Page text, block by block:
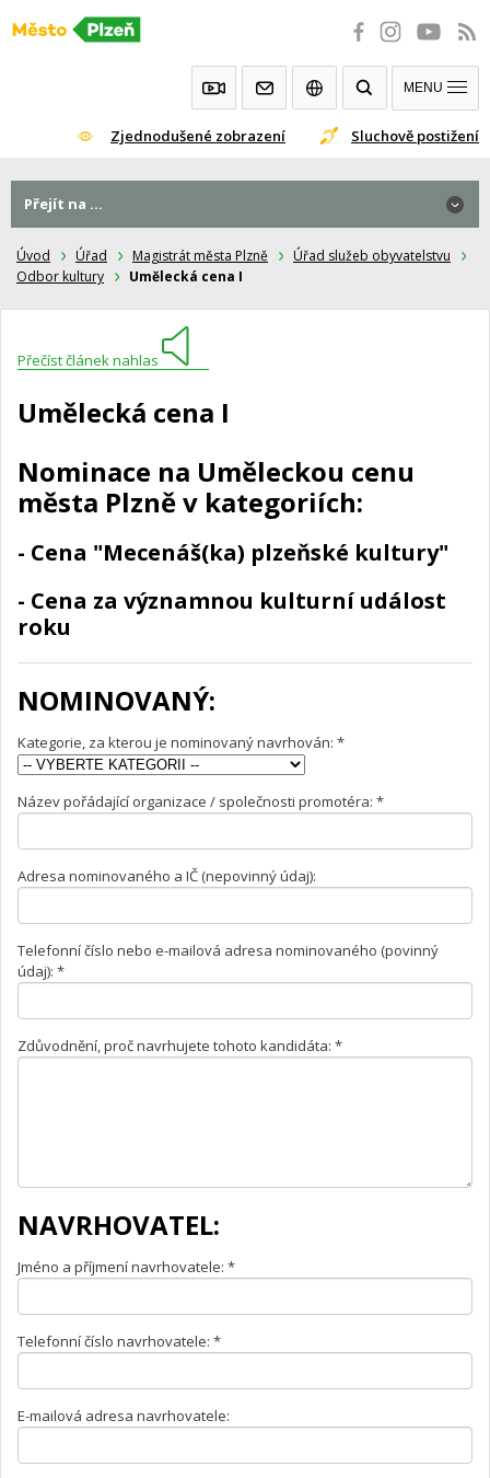
Přeskočit
Zjednodušené zobrazení Sluchově postižení
MENU
Úvod Úřad Magistrát města Plzně
Úřad služeb obyvatelstvu
Odbor kultury
Umělecká cena I
Přečíst článek nahlas
Umělecká cena I
Nominace na Uměleckou cenu
města Plzně v kategoriích:
- Cena "Mecenáš(ka) plzeňské kultury"
- Cena za významnou kulturní událost
roku
NOMINOVANÝ:
Kategorie, za kterou je nominovaný navrhován: *
Název pořádající organizace / společnosti promotéra: *
Adresa nominovaného a IČ (nepovinný údaj):
Telefonní číslo nebo e-mailová adresa nominovaného (povinný
údaj): *
Zdůvodnění, proč navrhujete tohoto kandidáta: *
NAVRHOVATEL:
Jméno a příjmení navrhovatele: *
Telefonní číslo navrhovatele: *
E-mailová adresa navrhovatele:
Přejít na ...